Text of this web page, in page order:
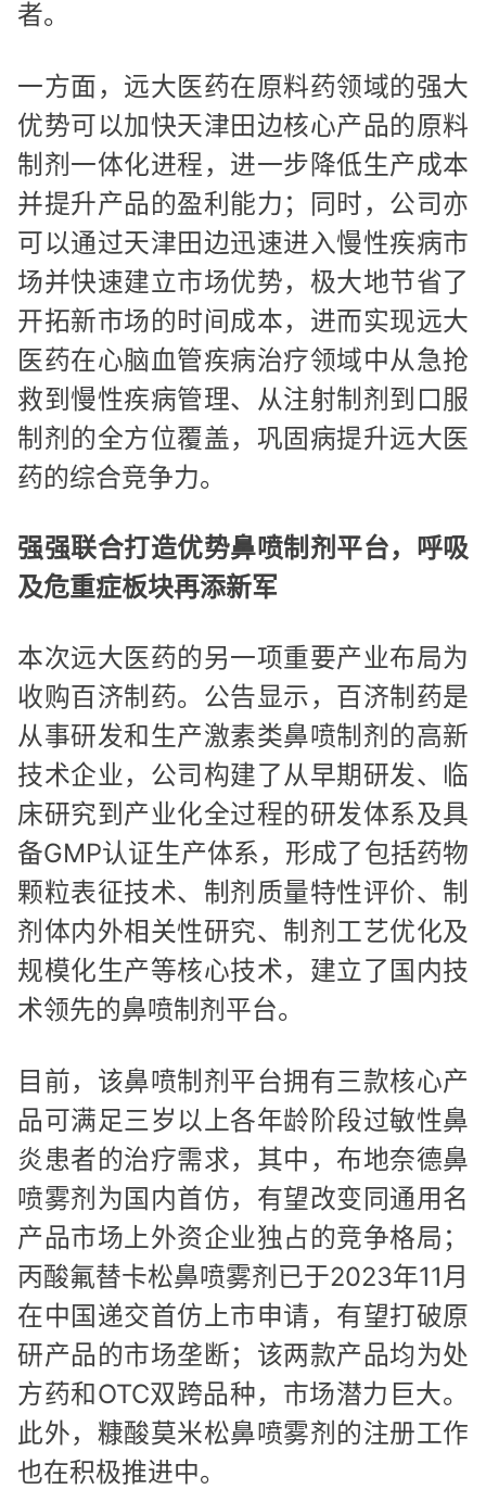
者。
一方面，远大医药在原料药领域的强大
优势可以加快天津田边核心产品的原料
制剂一体化进程，进一步降低生产成本
并提升产品的盈利能力；同时，公司亦
可以通过天津田边迅速进入慢性疾病市
场并快速建立市场优势，极大地节省了
开拓新市场的时间成本，进而实现远大
医药在心脑血管疾病治疗领域中从急抢
救到慢性疾病管理、从注射制剂到口服
制剂的全方位覆盖，巩固病提升远大医
药的综合竞争力。
强强联合打造优势鼻喷制剂平台，呼吸
及危重症板块再添新军
本次远大医药的另一项重要产业布局为
收购百济制药。公告显示，百济制药是
从事研发和生产激素类鼻喷制剂的高新
技术企业，公司构建了从早期研发、临
床研究到产业化全过程的研发体系及具
备GMP认证生产体系，形成了包括药物
颗粒表征技术、制剂质量特性评价、制
剂体内外相关性研究、制剂工艺优化及
规模化生产等核心技术，建立了国内技
术领先的鼻喷制剂平台。
目前，该鼻喷制剂平台拥有三款核心产
品可满足三岁以上各年龄阶段过敏性鼻
炎患者的治疗需求，其中，布地奈德鼻
喷雾剂为国内首仿，有望改变同通用名
产品市场上外资企业独占的竞争格局；
丙酸氟替卡松鼻喷雾剂已于2023年11月
在中国递交首仿上市申请，有望打破原
研产品的市场垄断；该两款产品均为处
方药和OTC双跨品种，市场潜力巨大。
此外，糠酸莫米松鼻喷雾剂的注册工作
也在积极推进中。